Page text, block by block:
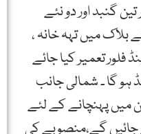
گنبد اور دو نئے
بلاک میں تہہ خانہ ،
فلور تعمیر کیا جائے
ہو گا ۔ شمالی جانب
پہنچانے کے لئے
جائیں گے،منصوبے کی